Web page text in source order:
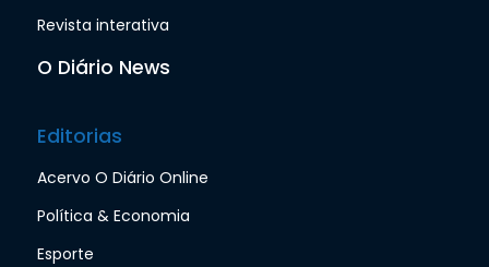
Revista interativa
O Diário News
Editorias
Acervo O Diário Online
Política & Economia
Esporte